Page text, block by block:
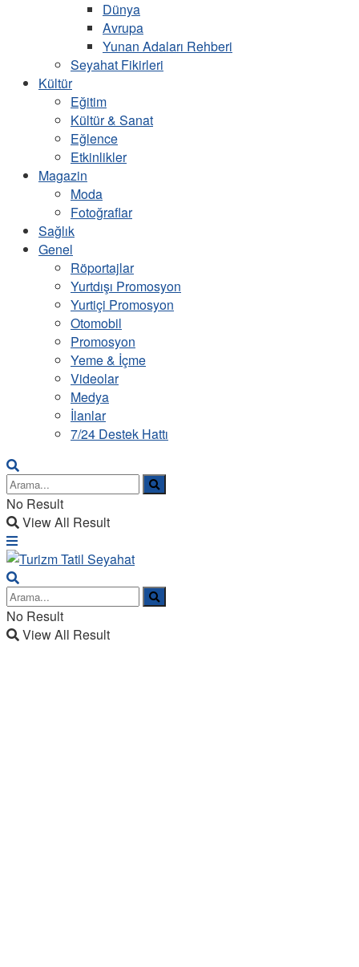
Dünya
Avrupa
Yunan Adaları Rehberi
Seyahat Fikirleri
Kültür
Eğitim
Kültür & Sanat
Eğlence
Etkinlikler
Magazin
Moda
Fotoğraflar
Sağlık
Genel
Röportajlar
Yurtdışı Promosyon
Yurtiçi Promosyon
Otomobil
Promosyon
Yeme & İçme
Videolar
Medya
İlanlar
7/24 Destek Hattı
No Result
View All Result
No Result
View All Result